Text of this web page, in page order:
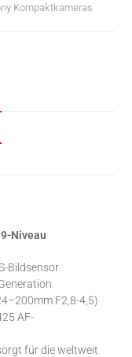
Kompaktkameras
Niveau
Bildsensor
F2,8-4,5)
AF-
für die weltweit